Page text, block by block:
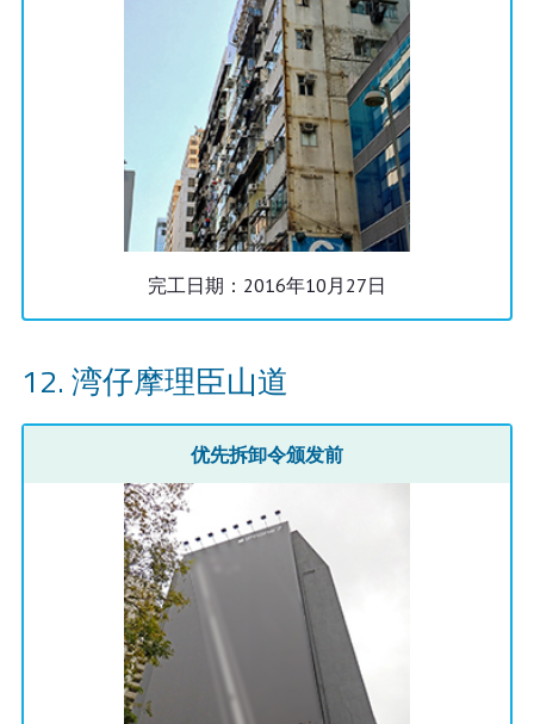
完工日期：2016年10月27日
湾仔摩理臣山道
优先拆卸令颁发前